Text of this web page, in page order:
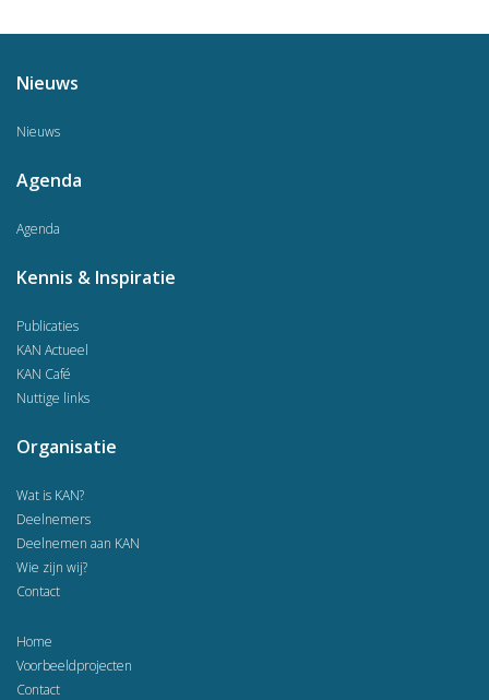
Nieuws
Nieuws
Agenda
Agenda
Kennis & Inspiratie
Publicaties
KAN Actueel
KAN Café
Nuttige links
Organisatie
Wat is KAN?
Deelnemers
Deelnemen aan KAN
Wie zijn wij?
Contact
Home
Voorbeeldprojecten
Contact